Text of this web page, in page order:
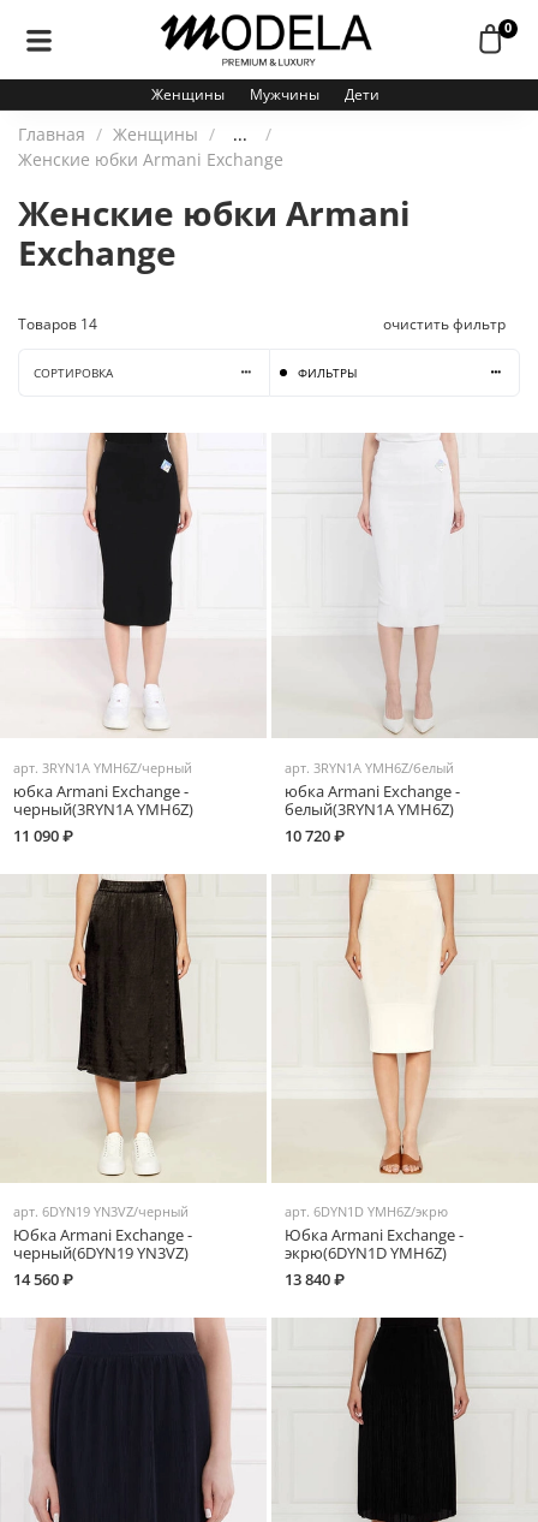
0
Женщины Мужчины Дети
Главная Женщины
...
Женские юбки Armani Exchange
Женские юбки Armani
Exchange
Товаров 14 очистить фильтр
СОРТИРОВКА ФИЛЬТРЫ
арт.3RYN1A YMH6Z/черный
юбка Armani Exchange -
черный(3RYN1A YMH6Z)
11 090 ₽
арт. 3RYN1A YMH6Z/белый
юбка Armani Exchange -
белый(3RYN1A YMH6Z)
10 720 ₽
арт.6DYN19 YN3VZ/черный
Юбка Armani Exchange -
черный(6DYN19 YN3VZ)
14 560 ₽
арт. 6DYN1D YMH6Z/экрю
Юбка Armani Exchange -
экрю(6DYN1D YMH6Z)
13 840 ₽